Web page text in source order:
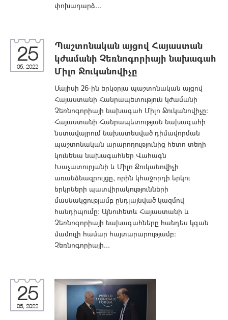
փոխադարձ...
25
05, 2022
Պաշտոնական այցով Հայաստան
կժամանի Չեռնոգորիայի նախագահ
Միլո Ջուկանովիչը
Մայիսի 26-ին երկօրյա պաշտոնական այցով
Հայաստանի Հանրապետություն կժամանի
Չեռնոգորիայի նախագահ Միլո Ջուկանովիչը:
Հայաստանի Հանրապետության նախագահի
նստավայրում նախատեսված դիմավորման
պաշտոնական արարողությունից հետո տեղի
կունենա նախագահներ Վահագն
Խաչատուրյանի և Միլո Ջուկանովիչի
առանձնազրույցը, որին կհաջորդի երկու
երկրների պատվիրակությունների
մասնակցությամբ ընդլայնված կազմով
հանդիպումը: Այնուհետև Հայաստանի և
Չեռնոգորիայի նախագահները հանդես կգան
մամուլի համար հայտարարությամբ:
Չեռնոգորիայի...
25
05, 2022